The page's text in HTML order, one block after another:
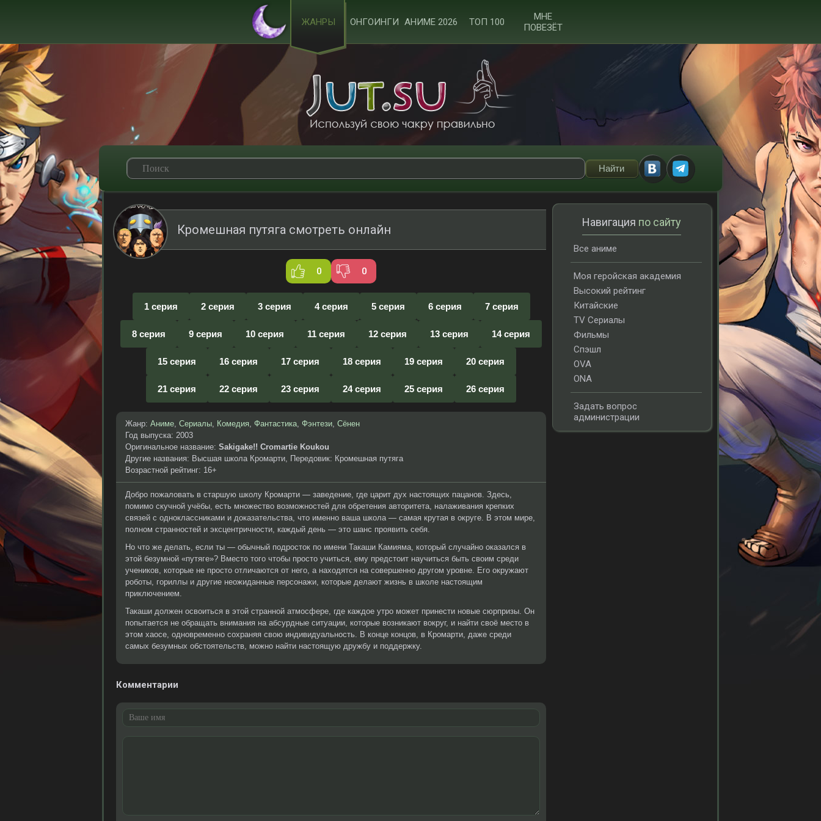
ЖАНРЫ ОНГОИНГИ АНИМЕ 2026 ТОП 100
МНЕ
ПОВЕЗЁТ
Кромешная путяга смотреть онлайн
0 0
1 серия 2 серия 3 серия 4 серия 5 серия 6 серия 7 серия
8 серия 9 серия 10 серия 11 серия 12 серия 13 серия 14 серия
15 серия 16 серия 17 серия 18 серия 19 серия 20 серия
21 серия 22 серия 23 серия 24 серия 25 серия 26 серия
Жанр: Аниме, Сериалы, Комедия, Фантастика, Фэнтези, Сёнен
Год выпуска: 2003
Оригинальное название: Sakigake!! Cromartie Koukou
Другие названия: Высшая школа Кромарти, Передовик: Кромешная путяга
Возрастной рейтинг: 16+
Добро пожаловать в старшую школу Кромарти — заведение, где царит дух настоящих пацанов. Здесь,
помимо скучной учёбы, есть множество возможностей для обретения авторитета, налаживания крепких
связей с одноклассниками и доказательства, что именно ваша школа — самая крутая в округе. В этом мире,
полном странностей и эксцентричности, каждый день — это шанс проявить себя.
Но что же делать, если ты — обычный подросток по имени Такаши Камияма, который случайно оказался в
этой безумной «путяге»? Вместо того чтобы просто учиться, ему предстоит научиться быть своим среди
учеников, которые не просто отличаются от него, а находятся на совершенно другом уровне. Его окружают
роботы, гориллы и другие неожиданные персонажи, которые делают жизнь в школе настоящим
приключением.
Такаши должен освоиться в этой странной атмосфере, где каждое утро может принести новые сюрпризы. Он
попытается не обращать внимания на абсурдные ситуации, которые возникают вокруг, и найти своё место в
этом хаосе, одновременно сохраняя свою индивидуальность. В конце концов, в Кромарти, даже среди
самых безумных обстоятельств, можно найти настоящую дружбу и поддержку.
Комментарии
Навигация по сайту
Все аниме
Моя геройская академия
Высокий рейтинг
Китайские
TV Сериалы
Фильмы
Спэшл
OVA
ONA
Задать вопрос
администрации